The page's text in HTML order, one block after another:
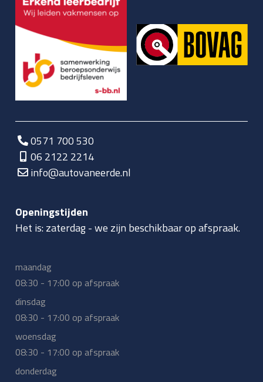
0571 700 530
06 2122 2214
info@autovaneerde.nl
Openingstijden
Het is:zaterdag-we zijn beschikbaar op afspraak.
maandag
08:30 - 17:00 op afspraak
dinsdag
08:30 - 17:00 op afspraak
woensdag
08:30 - 17:00 op afspraak
donderdag